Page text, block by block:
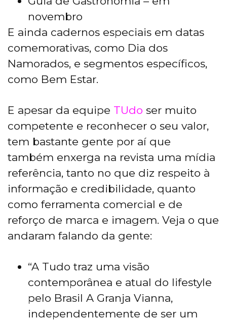
novembro
E ainda cadernos especiais em datas
comemorativas, como Dia dos
Namorados, e segmentos específicos,
como Bem Estar.
E apesar da equipe TUdo ser muito
competente e reconhecer o seu valor,
tem bastante gente por aí que
também enxerga na revista uma mídia
referência, tanto no que diz respeito à
informação e credibilidade, quanto
como ferramenta comercial e de
reforço de marca e imagem. Veja o que
andaram falando da gente:
“A Tudo traz uma visão
contemporânea e atual do lifestyle
pelo Brasil A Granja Vianna,
independentemente de ser um